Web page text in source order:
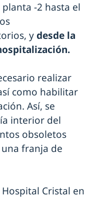
-2 hasta el
y desde la
realizar
como habilitar
Así, se
interior del
obsoletos
franja de
Cristal en